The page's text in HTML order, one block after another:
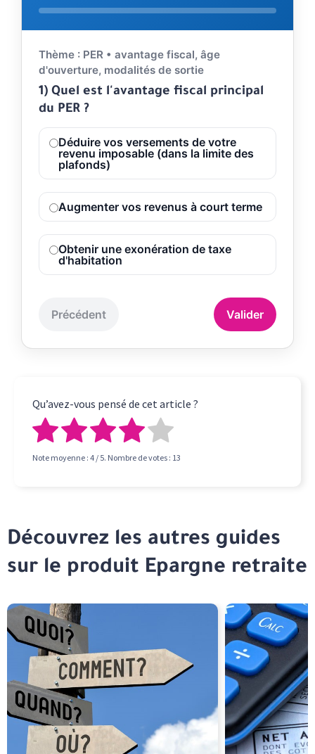
Répondez aux questions. Validez votre choix pour
Thème : PER • avantage fiscal, âge
d'ouverture, modalités de sortie
1) Quel est l'avantage fiscal principal
du PER ?
Déduire vos versements de votre
revenu imposable (dans la limite des
plafonds)
Augmenter vos revenus à court terme
Obtenir une exonération de taxe
d'habitation
Précédent Valider
Qu’avez-vous pensé de cet article ?
Note moyenne : 4 / 5. Nombre de votes : 13
Découvrez les autres guides
sur le produit Epargne retraite